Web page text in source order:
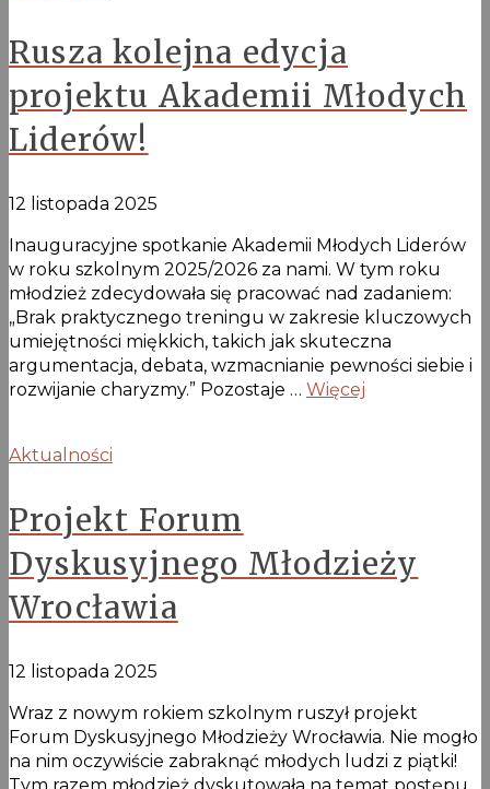
Rusza kolejna edycja
projektu Akademii Młodych
Liderów!
12 listopada 2025
Inauguracyjne spotkanie Akademii Młodych Liderów
w roku szkolnym 2025/2026 za nami. W tym roku
młodzież zdecydowała się pracować nad zadaniem:
„Brak praktycznego treningu w zakresie kluczowych
umiejętności miękkich, takich jak skuteczna
argumentacja, debata, wzmacnianie pewności siebie i
rozwijanie charyzmy.” Pozostaje … Więcej
Aktualności
Projekt Forum
Dyskusyjnego Młodzieży
Wrocławia
12 listopada 2025
Wraz z nowym rokiem szkolnym ruszył projekt
Forum Dyskusyjnego Młodzieży Wrocławia. Nie mogło
na nim oczywiście zabraknąć młodych ludzi z piątki!